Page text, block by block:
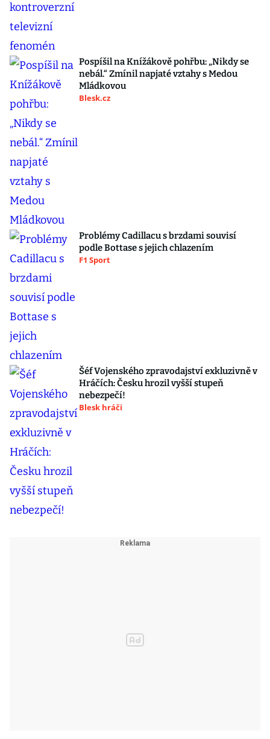
Pospíšil na Knížákově pohřbu: „Nikdy se
nebál.“ Zmínil napjaté vztahy s Medou
Mládkovou
Blesk.cz
Problémy Cadillacu s brzdami souvisí
podle Bottase s jejich chlazením
F1 Sport
Šéf Vojenského zpravodajství exkluzivně v
Hráčích: Česku hrozil vyšší stupeň
nebezpečí!
Blesk hráči